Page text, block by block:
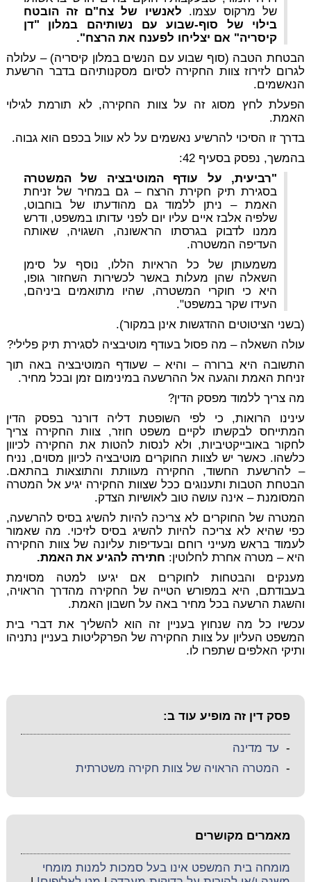
של מרקוס עצמו. לאנשיו של צח"ם זה הובטח
בילוי של סוף-שבוע עם נשותיהם במלון "דן
קיסריה" אם יצליחו לפענח את הרצח".
הבטחת הטבה (סוף שבוע עם הנשים במלון קיסריה) – עלולה
לגרום לזירוז צוות החקירה לסיום מסקנותיהם בדבר הרשעת
הנאשמים.
הפעלת לחץ מסוג זה על צוות החקירה, לא תורמת לגילוי
האמת.
בדרך זו הסיכוי להרשיע נאשמים על לא עוול בכפם הוא גבוה.
בהמשך, נפסק בסעיף 42:
"רביעית, על עודף המוטיבציה של המשטרה
בסגירת תיק חקירת הרצח – גם במחיר של זניחת
האמת – ניתן ללמוד גם מהודעתו של בוחבוט,
שלפיה אלבז איים עליו יום לפני עדותו במשפט, ודרש
ממנו לדבוק בגרסתו הראשונה, השגויה, שאותה
העדיפה המשטרה.
משמעותן של כל הראיות הללו, נוסף על סימן
השאלה שהן מעלות באשר לכשירות השחזור גופו,
היא כי חוקרי המשטרה, שהיו מתואמים ביניהם,
העידו שקר במשפט".
(בשני הציטוטים ההדגשות אינן במקור).
עולה השאלה – מה פסול בעודף מוטיבציה לסגירת תיק פלילי?
התשובה היא ברורה – והיא – שעודף המוטיבציה באה תוך
זניחת האמת והגעה אל ההרשעה במינימום זמן ובכל מחיר.
מה צריך ללמוד מפסק הדין?
עינינו הרואות, כי לפי השופטת דליה דורנר בפסק הדין
המתייחס לבקשתו לקיים משפט חוזר, צוות החקירה צריך
לחקור באובייקטיביות, ולא לנסות להטות את החקירה לכיוון
כלשהו. כאשר יש לצוות החוקרים מוטיבציה לכיוון מסוים, נניח
– להרשעת החשוד, החקירה מעוותת והתוצאות בהתאם.
הבטחת הטבות ותענוגים ככל שצוות החקירה יגיע אל המטרה
המסומנת – אינה עושה טוב לאושיות הצדק.
המטרה של החוקרים לא צריכה להיות להשיג בסיס להרשעה,
כפי שהיא לא צריכה להיות להשיג בסיס לזיכוי. מה שאמור
לעמוד בראש מעייני רוחם ובעדיפות עליונה של צוות החקירה
היא – מטרה אחרת לחלוטין: חתירה להגיע את האמת.
מענקים והבטחות לחוקרים אם יגיעו למטה מסוימת
בעבודתם, היא במפורש הטייה של החקירה מהדרך הראויה,
והשגת הרשעה בכל מחיר באה על חשבון האמת.
עכשיו כל מה שנחוץ בעניין זה הוא להשליך את דברי בית
המשפט העליון על צוות החקירה של הפרקליטות בעניין נתניהו
ותיקי האלפים שתפרו לו.
פסק דין זה מופיע עוד ב:
- עד מדינה
- המטרה הראויה של צוות חקירה משטרתית
מאמרים מקושרים
מומחה בית המשפט אינו בעל סמכות למנות מומחי